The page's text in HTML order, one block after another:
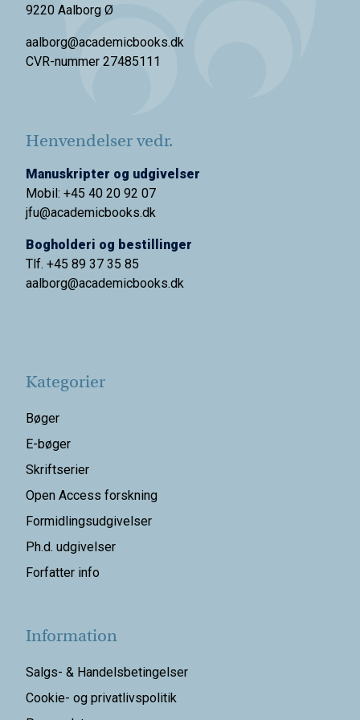
9220 Aalborg Ø
aalborg@academicbooks.dk
CVR-nummer 27485111
Henvendelser vedr.
Manuskripter og udgivelser
Mobil: +45 40 20 92 07
jfu@academicbooks.dk
Bogholderi og bestillinger
Tlf. +45 89 37 35 85
aalborg@academicbooks.dk
Kategorier
Bøger
E-bøger
Skriftserier
Open Access forskning
Formidlingsudgivelser
Ph.d. udgivelser
Forfatter info
Information
Salgs- & Handelsbetingelser
Cookie- og privatlivspolitik